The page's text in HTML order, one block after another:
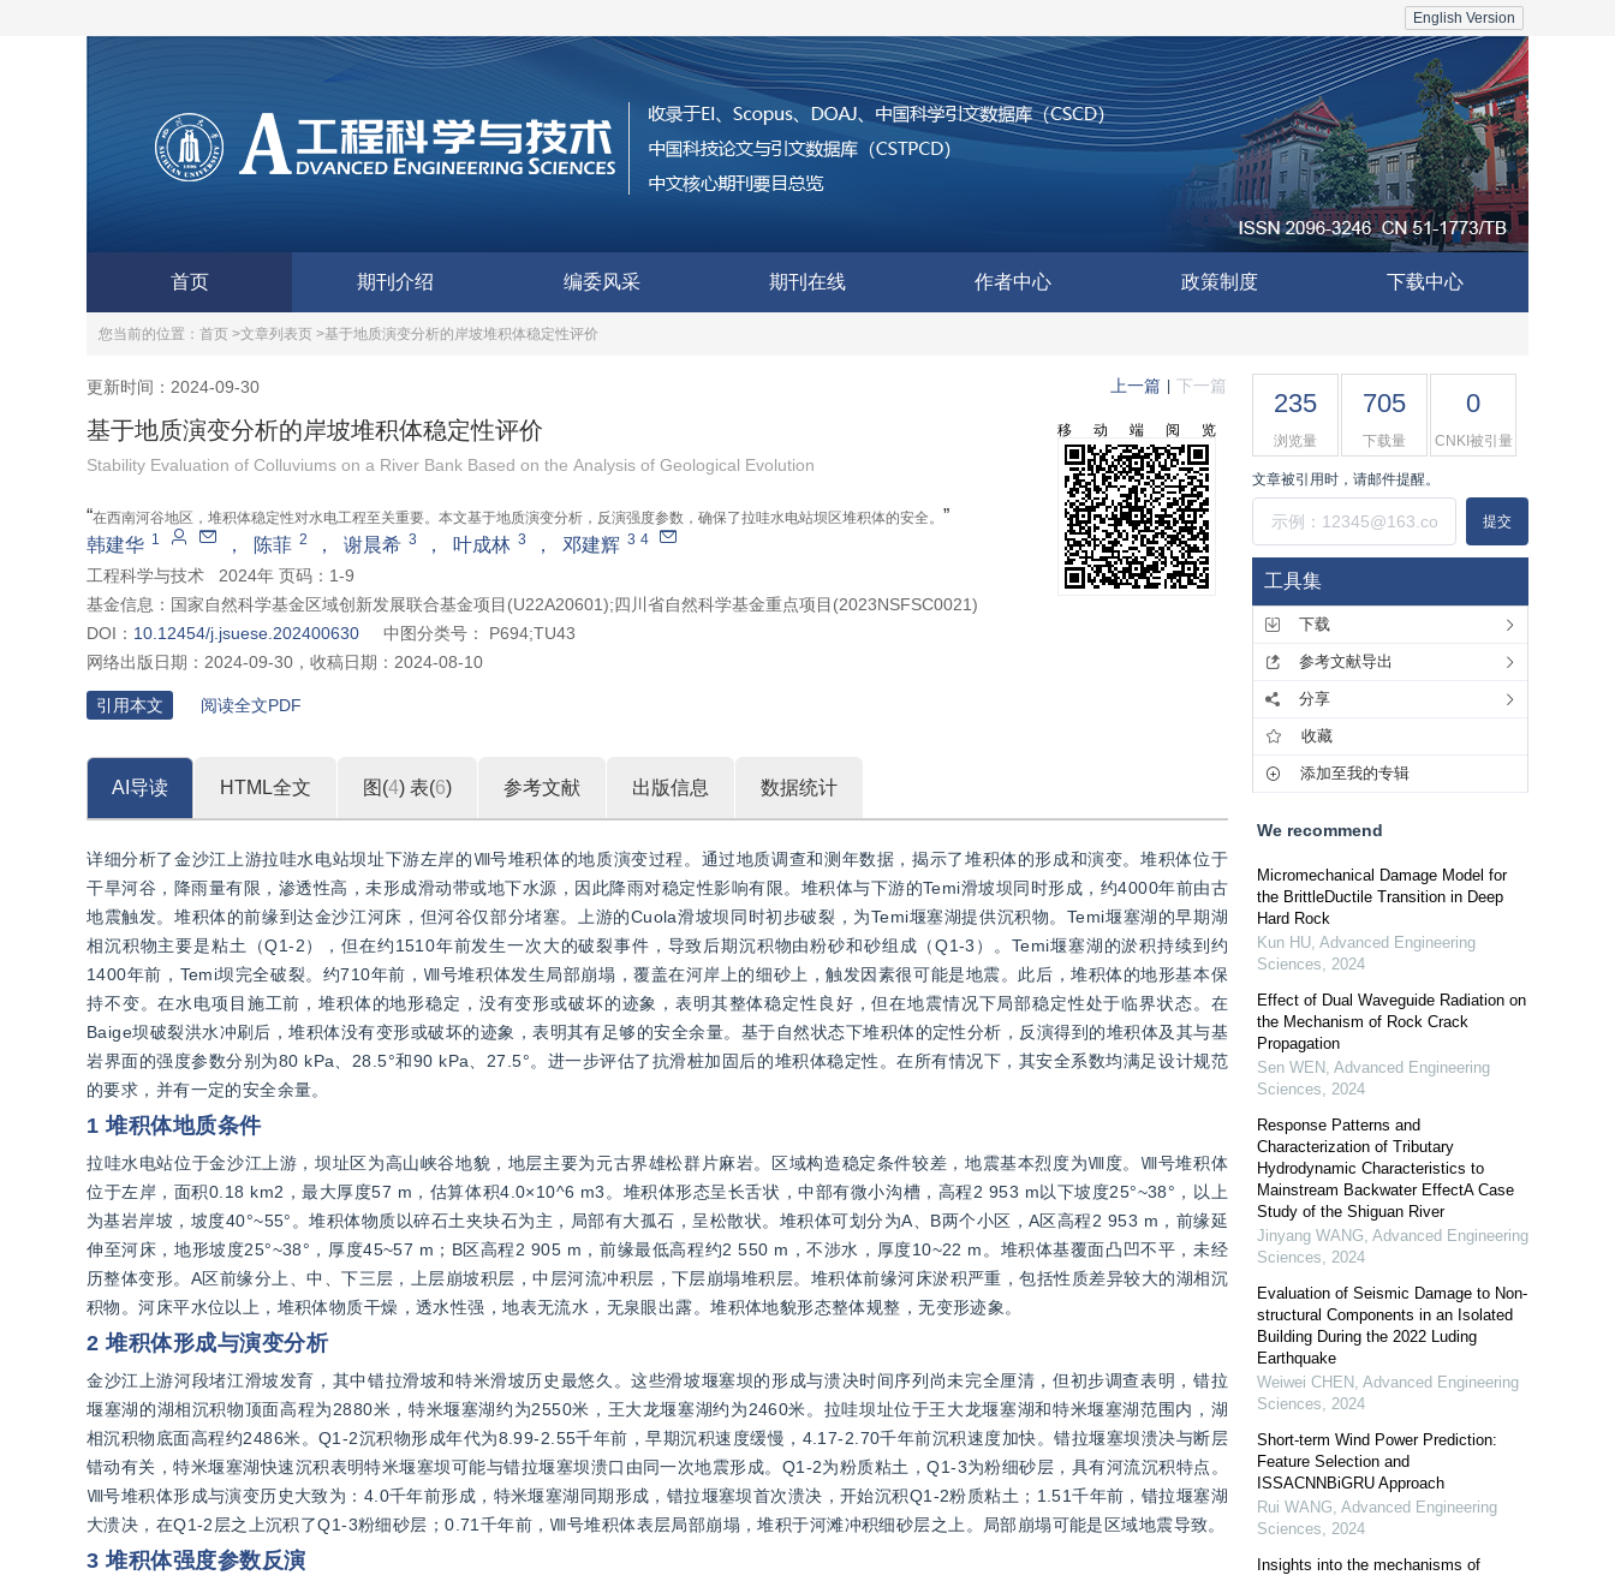
English Version
首页 期刊介绍 编委风采 期刊在线 作者中心 政策制度 下载中心
您当前的位置： 首页 >文章列表页 >基于地质演变分析的岸坡堆积体稳定性评价
更新时间：2024-09-30 上一篇 下一篇
基于地质演变分析的岸坡堆积体稳定性评价
Stability Evaluation of Colluviums on a River Bank Based on the Analysis of Geological Evolution
“在西南河谷地区，堆积体稳定性对水电工程至关重要。本文基于地质演变分析，反演强度参数，确保了拉哇水电站坝区堆积体的安全。 ”
韩建华 1 ， 陈菲 2 ， 谢晨希 3 ， 叶成林 3 ， 邓建辉 3 4
工程科学与技术
2024年 页码：1-9
基金信息： 国家自然科学基金区域创新发展联合基金项目(U22A20601);四川省自然科学基金重点项目(2023NSFSC0021)
DOI： 10.12454/j.jsuese.202400630 中图分类号：
P694;TU43
网络出版日期： 2024-09-30 ， 收稿日期： 2024-08-10
移动端阅览
引用本文 阅读全文PDF
AI导读 HTML全文 图(4) 表(6) 参考文献 出版信息 数据统计
详细分析了金沙江上游拉哇水电站坝址下游左岸的Ⅷ号堆积体的地质演变过程。通过地质调查和测年数据，揭示了堆积体的形成和演变。堆积体位于
干旱河谷，降雨量有限，渗透性高，未形成滑动带或地下水源，因此降雨对稳定性影响有限。堆积体与下游的Temi滑坡坝同时形成，约4000年前由古
地震触发。堆积体的前缘到达金沙江河床，但河谷仅部分堵塞。上游的Cuola滑坡坝同时初步破裂，为Temi堰塞湖提供沉积物。Temi堰塞湖的早期湖
相沉积物主要是粘土（Q1-2），但在约1510年前发生一次大的破裂事件，导致后期沉积物由粉砂和砂组成（Q1-3）。Temi堰塞湖的淤积持续到约
1400年前，Temi坝完全破裂。约710年前，Ⅷ号堆积体发生局部崩塌，覆盖在河岸上的细砂上，触发因素很可能是地震。此后，堆积体的地形基本保
持不变。在水电项目施工前，堆积体的地形稳定，没有变形或破坏的迹象，表明其整体稳定性良好，但在地震情况下局部稳定性处于临界状态。在
Baige坝破裂洪水冲刷后，堆积体没有变形或破坏的迹象，表明其有足够的安全余量。基于自然状态下堆积体的定性分析，反演得到的堆积体及其与基
岩界面的强度参数分别为80 kPa、28.5°和90 kPa、27.5°。进一步评估了抗滑桩加固后的堆积体稳定性。在所有情况下，其安全系数均满足设计规范
的要求，并有一定的安全余量。
1 堆积体地质条件
拉哇水电站位于金沙江上游，坝址区为高山峡谷地貌，地层主要为元古界雄松群片麻岩。区域构造稳定条件较差，地震基本烈度为Ⅷ度。Ⅷ号堆积体
位于左岸，面积0.18 km2，最大厚度57 m，估算体积4.0×10^6 m3。堆积体形态呈长舌状，中部有微小沟槽，高程2 953 m以下坡度25°~38°，以上
为基岩岸坡，坡度40°~55°。堆积体物质以碎石土夹块石为主，局部有大孤石，呈松散状。堆积体可划分为A、B两个小区，A区高程2 953 m，前缘延
伸至河床，地形坡度25°~38°，厚度45~57 m；B区高程2 905 m，前缘最低高程约2 550 m，不涉水，厚度10~22 m。堆积体基覆面凸凹不平，未经
历整体变形。A区前缘分上、中、下三层，上层崩坡积层，中层河流冲积层，下层崩塌堆积层。堆积体前缘河床淤积严重，包括性质差异较大的湖相沉
积物。河床平水位以上，堆积体物质干燥，透水性强，地表无流水，无泉眼出露。堆积体地貌形态整体规整，无变形迹象。
2 堆积体形成与演变分析
金沙江上游河段堵江滑坡发育，其中错拉滑坡和特米滑坡历史最悠久。这些滑坡堰塞坝的形成与溃决时间序列尚未完全厘清，但初步调查表明，错拉
堰塞湖的湖相沉积物顶面高程为2880米，特米堰塞湖约为2550米，王大龙堰塞湖约为2460米。拉哇坝址位于王大龙堰塞湖和特米堰塞湖范围内，湖
相沉积物底面高程约2486米。Q1-2沉积物形成年代为8.99-2.55千年前，早期沉积速度缓慢，4.17-2.70千年前沉积速度加快。错拉堰塞坝溃决与断层
错动有关，特米堰塞湖快速沉积表明特米堰塞坝可能与错拉堰塞坝溃口由同一次地震形成。Q1-2为粉质粘土，Q1-3为粉细砂层，具有河流沉积特点。
Ⅷ号堆积体形成与演变历史大致为：4.0千年前形成，特米堰塞湖同期形成，错拉堰塞坝首次溃决，开始沉积Q1-2粉质粘土；1.51千年前，错拉堰塞湖
大溃决，在Q1-2层之上沉积了Q1-3粉细砂层；0.71千年前，Ⅷ号堆积体表层局部崩塌，堆积于河滩冲积细砂层之上。局部崩塌可能是区域地震导致。
3 堆积体强度参数反演
235
浏览量
705
下载量
0
CNKI被引量
文章被引用时，请邮件提醒。
提交
工具集
下载
参考文献导出
分享
收藏
添加至我的专辑
We recommend
Micromechanical Damage Model for
the BrittleDuctile Transition in Deep
Hard Rock
Kun HU, Advanced Engineering
Sciences, 2024
Effect of Dual Waveguide Radiation on
the Mechanism of Rock Crack
Propagation
Sen WEN , Advanced Engineering
Sciences, 2024
Response Patterns and
Characterization of Tributary
Hydrodynamic Characteristics to
Mainstream Backwater EffectA Case
Study of the Shiguan River
Jinyang WANG, Advanced Engineering
Sciences, 2024
Evaluation of Seismic Damage to Non-
structural Components in an Isolated
Building During the 2022 Luding
Earthquake
Weiwei CHEN , Advanced Engineering
Sciences, 2024
Short-term Wind Power Prediction:
Feature Selection and
ISSACNNBiGRU Approach
Rui WANG, Advanced Engineering
Sciences, 2024
Insights into the mechanisms of